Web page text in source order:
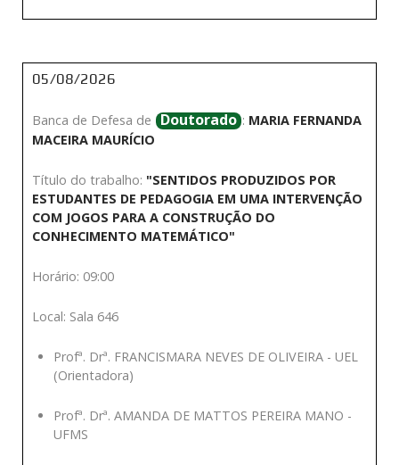
05/08/2026
Banca de Defesa de Doutorado : MARIA FERNANDA
MACEIRA MAURÍCIO
Título do trabalho: "SENTIDOS PRODUZIDOS POR
ESTUDANTES DE PEDAGOGIA EM UMA INTERVENÇÃO
COM JOGOS PARA A CONSTRUÇÃO DO
CONHECIMENTO MATEMÁTICO"
Horário: 09:00
Local: Sala 646
Profª. Drª. FRANCISMARA NEVES DE OLIVEIRA - UEL
(Orientadora)
Profª. Drª. AMANDA DE MATTOS PEREIRA MANO -
UFMS